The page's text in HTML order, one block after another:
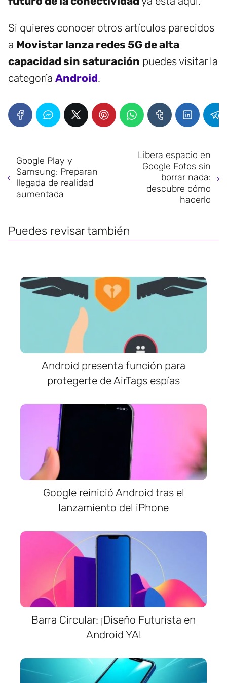
Si quieres conocer otros artículos parecidos
a Movistar lanza redes 5G de alta
capacidad sin saturación puedes visitar la
categoría Android.
Google Play y
Samsung: Preparan
llegada de realidad
aumentada
Libera espacio en
Google Fotos sin
borrar nada:
descubre cómo
hacerlo
Puedes revisar también
Android presenta función para
protegerte de AirTags espías
Google reinició Android tras el
lanzamiento del iPhone
Barra Circular: ¡Diseño Futurista en
Android YA!